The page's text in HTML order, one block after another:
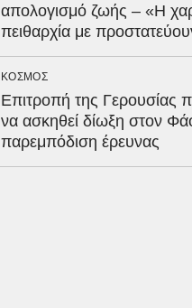
απολογισμό ζωής – «Η
πειθαρχία με
ΚΟΣΜΟΣ
Επιτροπή της Γερουσίας
να ασκηθεί δίωξη στον
παρεμπόδιση έρευνας